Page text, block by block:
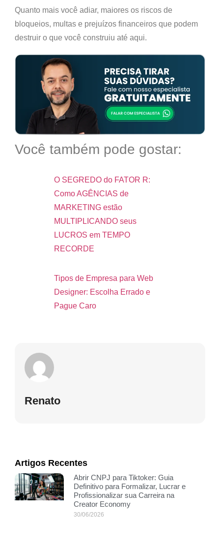
Quanto mais você adiar, maiores os riscos de
bloqueios, multas e prejuízos financeiros que podem
destruir o que você construiu até aqui.
Você também pode gostar:
O SEGREDO do FATOR R:
Como AGÊNCIAS de
MARKETING estão
MULTIPLICANDO seus
LUCROS em TEMPO
RECORDE
Tipos de Empresa para Web
Designer: Escolha Errado e
Pague Caro
Renato
Artigos Recentes
Abrir CNPJ para Tiktoker: Guia
Definitivo para Formalizar, Lucrar e
Profissionalizar sua Carreira na
Creator Economy
30/06/2026